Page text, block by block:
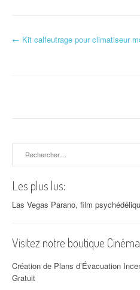
Navigation d'article
← Kit calfeutrage pour climatiseur
Les plus lus:
Las Vegas Parano, film
Visitez notre boutique Cinéma
Création de Plans d’Évacuation
Gratuit